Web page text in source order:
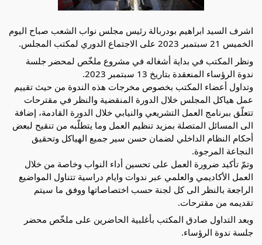
اشرف السيد ابراهيم بودربالة رئيس مجلس نواب الشعب صباح اليوم
الخميس 21 سبتمبر 2023 على الاجتماع الدوري لمكتب المجلس.
ونظر المكتب في بداية أشغاله في مشروع ملخّص لمحضر جلسة
ندوة الرؤساء المنعقدة بتاريخ 13 سبتمبر 2023.
وتداول أعضاء المكتب بخصوص مخرجات هذه الندوة من حيث تقييم
عمل هياكل المجلس خلال الدورة المنقضية والنظر في مقترحات
تتعلّق ببرنامج العمل التشريعي والنيابي خلال الدورة القادمة، إضافة
الى المسائل المتصلة بمزيد تنظيم العمل وما يتطلّبه من تنقيح لبعض
أحكام النظام الداخلي لضمان حسن سير جميع الهياكل وتحقيق
النجاعة المرجوة.
وتمّ تأكيد ضرورة العمل على تحسين أداء النواب وخاصة من خلال
العمل الأكاديمي والعلمي عبر ندوات وايام دراسية تتناول المواضيع
الراجعة بالنظر الى كل لجنة حسب اختصاصاتها ووفق ما سيتم
تقديمه من مقترحات.
وبعد التداول صادق المكتب بأغلبية الحاضرين على ملخّص محضر
جلسة ندوة الرؤساء.